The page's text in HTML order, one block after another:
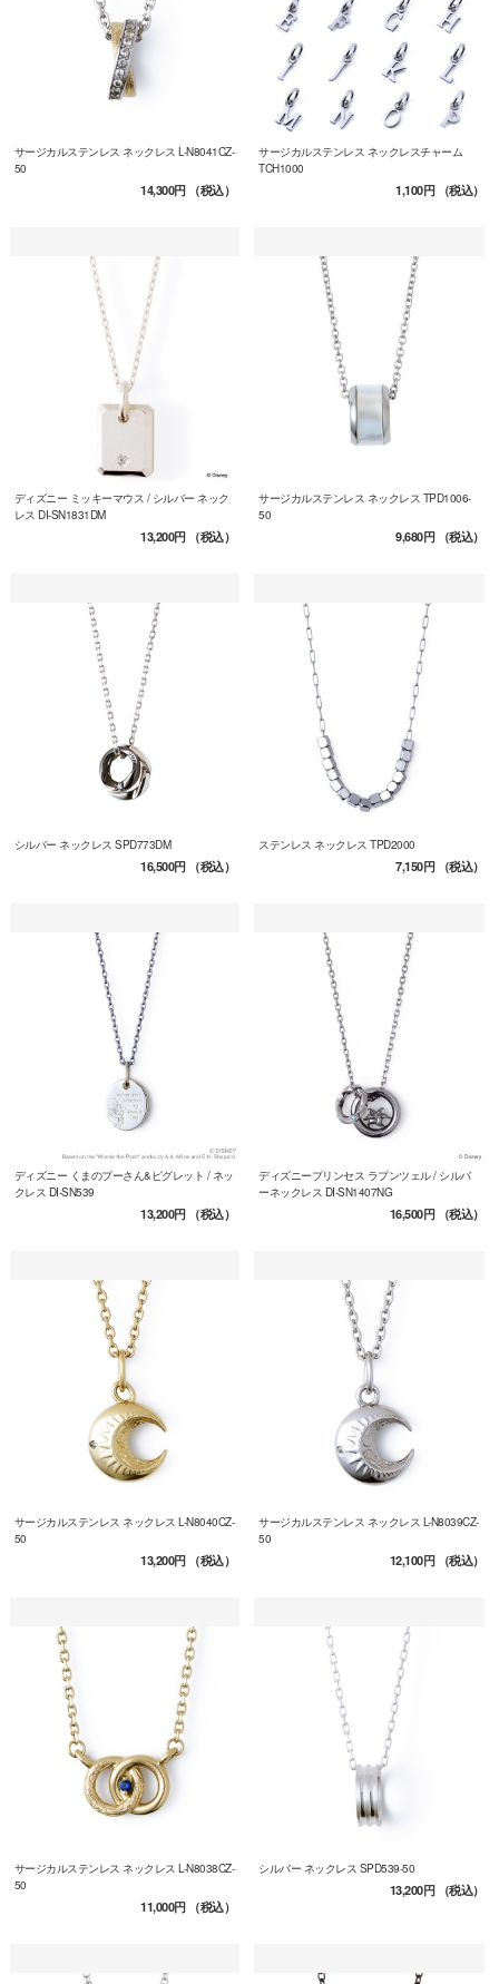
サージカルステンレス ネックレス L-N8041CZ-
50
14,300円（税込）
サージカルステンレス ネックレスチャーム
TCH1000
1,100円（税込）
ディズニー ミッキーマウス / シルバー ネック
レス DI-SN1831DM
13,200円（税込）
サージカルステンレス ネックレス TPD1006-
50
9,680円（税込）
シルバー ネックレス SPD773DM
16,500円（税込）
ステンレス ネックレス TPD2000
7,150円（税込）
ディズニー くまのプーさん&ピグレット / ネッ
クレス DI-SN539
13,200円（税込）
ディズニープリンセス ラプンツェル / シルバ
ーネックレス DI-SN1407NG
16,500円（税込）
サージカルステンレス ネックレス L-N8040CZ-
50
13,200円（税込）
サージカルステンレス ネックレス L-N8039CZ-
50
12,100円（税込）
サージカルステンレス ネックレス L-N8038CZ-
50
11,000円（税込）
シルバー ネックレス SPD539-50
13,200円（税込）